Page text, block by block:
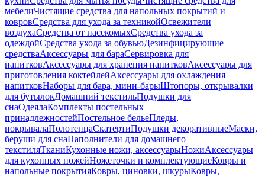
мебелиЧистящие средства для напольных покрытий и
ковровСредства для ухода за техникойОсвежители
воздухаСредства от насекомыхСредства ухода за
одеждойСредства ухода за обувьюДезинфицирующие
средстваАксессуары для бараСервировка для
напитковАксессуары для хранения напитковАксессуары для
приготовления коктейлейАксессуары для охлаждения
напитковНаборы для бара, мини-барыШтопоры, открывалки
для бутылокДомашний текстильПодушки для
снаОдеялаКомплекты постельных
принадлежностейПостельное бельеПледы,
покрывалаПолотенцаСкатертиПодушки декоративныеМаски,
беруши для снаНаполнители для домашнего
текстиляТканиКухонные ножи, аксессуарыНожиАксессуары
для кухонных ножейНожеточки и комплектующиеКовры и
напольные покрытияКовры, циновки, шкурыКовры,